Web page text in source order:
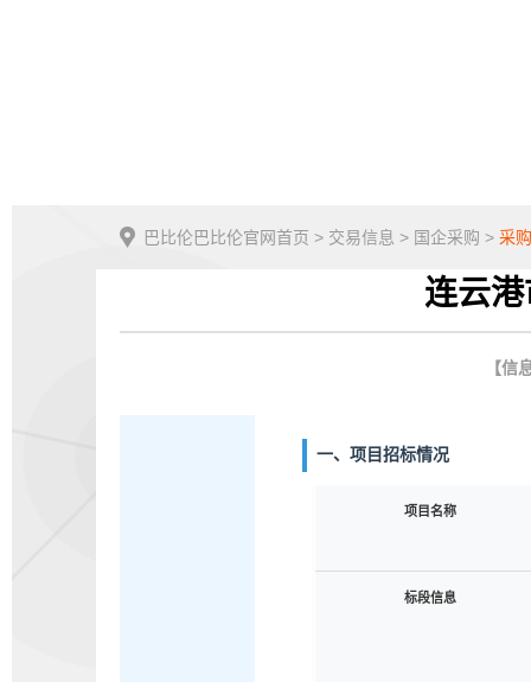
巴比伦巴比伦官网首页 > 交易信息 > 国企采购 > 采
连云
【信
一、项目招标情况
项目名称
标段信息